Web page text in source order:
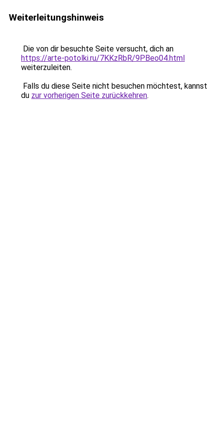
Weiterleitungshinweis
Die von dir besuchte Seite versucht, dich an
https://arte-potolki.ru/7KKzRbR/9PBeo04.html
weiterzuleiten.
Falls du diese Seite nicht besuchen möchtest, kannst
du zur vorherigen Seite zurückkehren.